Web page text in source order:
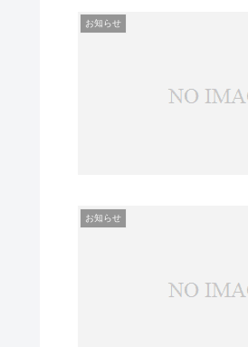
お知らせ
お知らせ